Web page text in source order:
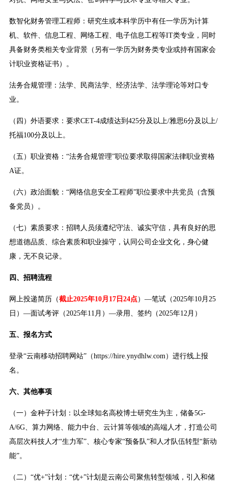
数智化财务管理工程师：研究生或本科学历中有任一学历为计算
机、软件、信息工程、网络工程、电子信息工程等IT类专业，同时
具备财务类相关专业背景（另有一学历为财务类专业或持有国家会
计职业资格证书）。
法务合规管理：法学、民商法学、经济法学、法学理论等对口专
业。
（四）外语要求：要求CET-4成绩达到425分及以上/雅思6分及以上/
托福100分及以上。
（五）职业资格：“法务合规管理”职位要求取得国家法律职业资格
A证。
（六）政治面貌：“网络信息安全工程师”职位要求中共党员（含预
备党员）。
（七）素质要求：招聘人员须遵纪守法、诚实守信，具有良好的思
想道德品质、综合素质和职业操守，认同公司企业文化，身心健
康，无不良记录。
四、招聘流程
网上投递简历（截止2025年10月17日24点）—笔试（2025年10月25
日）—面试考评（2025年11月）—录用、签约（2025年12月）
五、报名方式
登录“云南移动招聘网站”（https://hire.ynydhlw.com）进行线上报
名。
六、其他事项
（一）金种子计划：以全球知名高校博士研究生为主，储备5G-
A/6G、算力网络、能力中台、云计算等领域的高端人才，打造公司
高层次科技人才“生力军”、核心专家“预备队”和人才队伍转型“新动
能”。
（二）“优+”计划：“优+”计划是云南公司聚焦转型领域，引入和储